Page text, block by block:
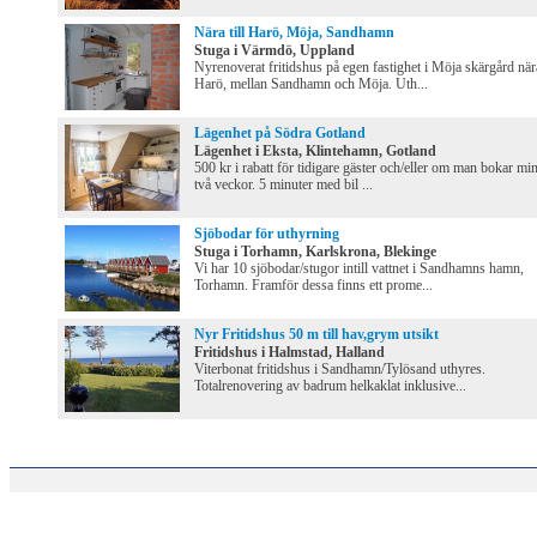
Nära till Harö, Möja, Sandhamn
Stuga i Värmdö, Uppland
Nyrenoverat fritidshus på egen fastighet i Möja skärgård
Harö, mellan Sandhamn och Möja. Uth...
Lägenhet på Södra Gotland
Lägenhet i Eksta, Klintehamn, Gotland
500 kr i rabatt för tidigare gäster och/eller om man bokar
två veckor. 5 minuter med bil ...
Sjöbodar för uthyrning
Stuga i Torhamn, Karlskrona, Blekinge
Vi har 10 sjöbodar/stugor intill vattnet i Sandhamns hamn,
Torhamn. Framför dessa finns ett prome...
Nyr Fritidshus 50 m till hav,grym utsikt
Fritidshus i Halmstad, Halland
Viterbonat fritidshus i Sandhamn/Tylösand uthyres.
Totalrenovering av badrum helkaklat inklusive...